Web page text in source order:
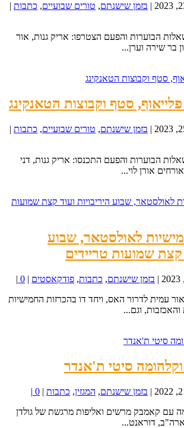
| בזמן שישנתם, טורים שבועיים, כתבות |
הבוערות והפעם הצטרפו: אריק גנות, אור
בר שירה וערן...
| בזמן שישנתם, טורים שבועיים, כתבות |
הבוערות והפעם התכנסו: אריק גנות, דני
אורן לוי...
לאולסטאר, שבוע
קצת שמועות טריידים
| בזמן שישנתם, כתבות, פודקאסטים |
0
|
עמית לדרור האס, ויחד דו בהכרזות החמישיות
וגם...
סיטי ת'אנדר
| בזמן שישנתם, המגזין, כתבות |
0
|
22 הסתיימה עם קאמבק מרשים ואליפות מרגשת של גולדן
דוראנט...